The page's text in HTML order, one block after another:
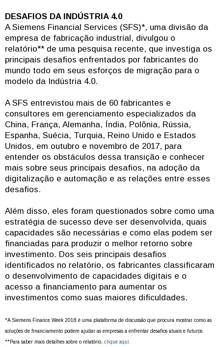
DESAFIOS DA INDÚSTRIA 4.0
A Siemens Financial Services (SFS)*, uma divisão da
empresa de fabricação industrial, divulgou o
relatório** de uma pesquisa recente, que investiga os
principais desafios enfrentados por fabricantes do
mundo todo em seus esforços de migração para o
modelo da Indústria 4.0.
A SFS entrevistou mais de 60 fabricantes e
consultores em gerenciamento especializados da
China, França, Alemanha, Índia, Polônia, Rússia,
Espanha, Suécia, Turquia, Reino Unido e Estados
Unidos, em outubro e novembro de 2017, para
entender os obstáculos dessa transição e conhecer
mais sobre seus principais desafios, na adoção da
digitalização e automação e as relações entre esses
desafios.
Além disso, eles foram questionados sobre como uma
estratégia de sucesso deve ser desenvolvida, quais
capacidades são necessárias e como elas podem ser
financiadas para produzir o melhor retorno sobre
investimento. Dos seis principais desafios
identificados no relatório, os fabricantes classificaram
o desenvolvimento de capacidades digitais e o
acesso a financiamento para aumentar os
investimentos como suas maiores dificuldades.
*A Siemens Finance Week 2018 é uma plataforma de discussão que procura mostrar como as
soluções de financiamento podem ajudar as empresas a enfrentar desafios atuais e futuros.
**Para saber mais detalhes sobre o relatório, clique aqui